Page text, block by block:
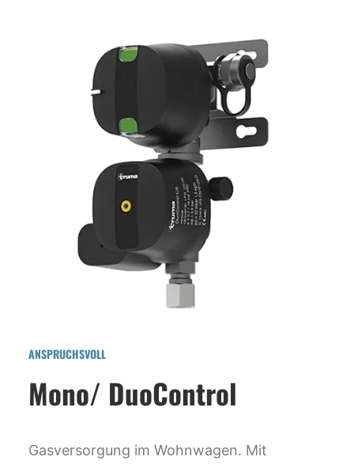
ANSPRUCHSVOLL
Mono/ DuoControl
Gasversorgung im Wohnwagen. Mit